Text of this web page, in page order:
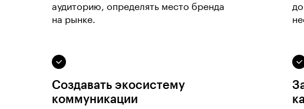
аудиторию, определять место бренда
на рынке.
Создавать экосистему
коммуникации